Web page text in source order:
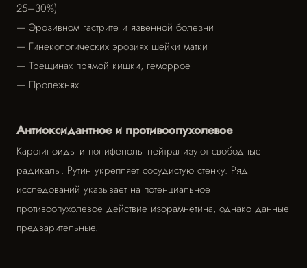
25–30%)
— Эрозивном гастрите и язвенной болезни
— Гинекологических эрозиях шейки матки
— Трещинах прямой кишки, геморрое
— Пролежнях
Антиоксидантное и противоопухолевое
Каротиноиды и полифенолы нейтрализуют свободные
радикалы. Рутин укрепляет сосудистую стенку. Ряд
исследований указывает на потенциальное
противоопухолевое действие изорамнетина, однако данные
предварительные.